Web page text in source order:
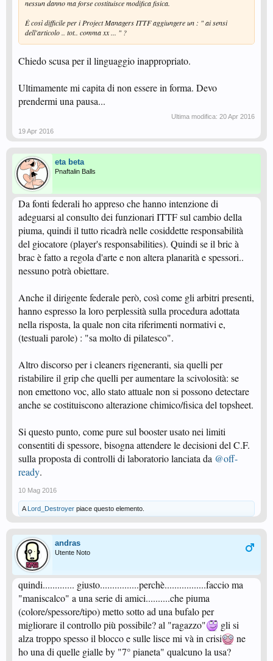
nessun danno ma forse costituisce modifica fisica.
È così difficile per i Project Managers ITTF aggiungere un : " ai sensi
dell'articolo .. tot.. comma xx ... " ?
Chiedo scusa per il linguaggio inappropriato.
Ultimamente mi capita di non essere in forma. Devo
prendermi una pausa...
Ultima modifica: 20 Apr 2016
19 Apr 2016
eta beta
Pnaftalin Balls
Da fonti federali ho appreso che hanno intenzione di
adeguarsi al consulto dei funzionari ITTF sul cambio della
piuma, quindi il tutto ricadrà nelle cosiddette responsabilità
del giocatore (player's responsabilities). Quindi se il bric à
brac è fatto a regola d'arte e non altera planarità e spessori..
nessuno potrà obiettare.
Anche il dirigente federale però, così come gli arbitri presenti,
hanno espresso la loro perplessità sulla procedura adottata
nella risposta, la quale non cita riferimenti normativi e,
(testuali parole) : "sa molto di pilatesco".
Altro discorso per i cleaners rigeneranti, sia quelli per
ristabilire il grip che quelli per aumentare la scivolosità: se
non emettono voc, allo stato attuale non si possono detectare
anche se costituiscono alterazione chimico/fisica del topsheet.
Si questo punto, come pure sul booster usato nei limiti
consentiti di spessore, bisogna attendere le decisioni del C.F.
sulla proposta di controlli di laboratorio lanciata da @off-
ready.
10 Mag 2016
A Lord_Destroyer piace questo elemento.
andras
Utente Noto
quindi............. giusto................perchè.................faccio ma
"maniscalco" a una serie di amici..........che piuma
(colore/spessore/tipo) metto sotto ad una bufalo per
migliorare il controllo più possibile? al "ragazzo"
gli si
alza troppo spesso il blocco e sulle lisce mi và in crisi
ne
ho una di quelle gialle by "7° pianeta" qualcuno la usa?